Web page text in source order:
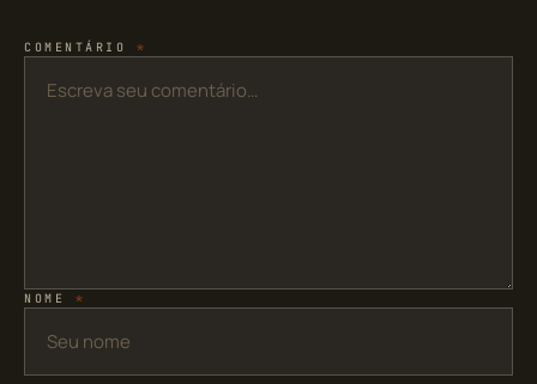
COMENTÁRIO *
NOME *